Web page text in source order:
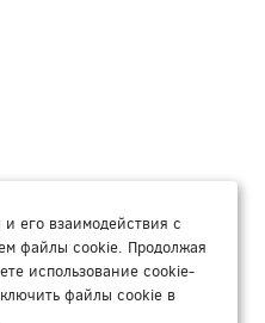
его взаимодействия с
файлы cookie. Продолжая
использование cookie-
файлы cookie в